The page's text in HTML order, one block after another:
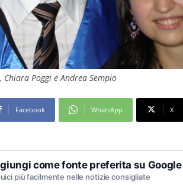
Chiara Poggi e Andrea Sempio
Facebook WhatsApp X
come fonte preferita su Google
più facilmente nelle notizie consigliate